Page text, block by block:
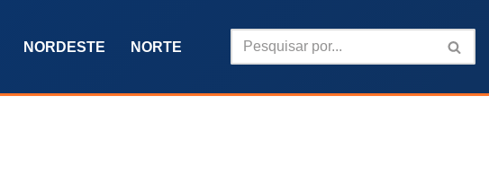
NORDESTE NORTE